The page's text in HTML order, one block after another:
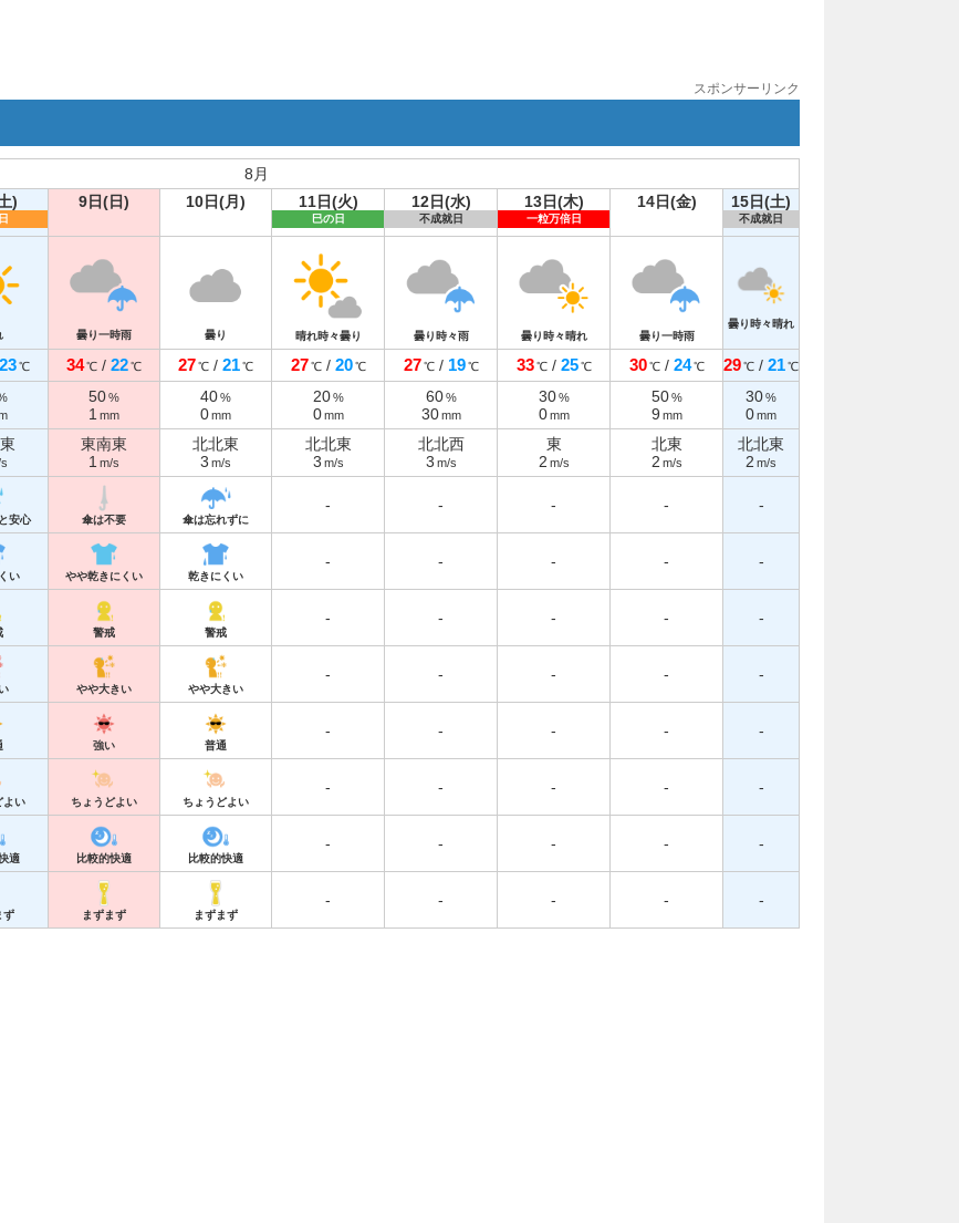
スポンサーリンク
8月
) 9日(日) 10日(月) 11日(火)
巳の日
12日(水)
不成就日
13日(木)
一粒万倍日
14日(金) 15日(土)
不成就日
曇り一時雨 曇り 晴れ時々曇り 曇り時々雨 曇り時々晴れ 曇り一時雨
曇り時々晴れ
23℃ 34℃ / 22℃ 27℃ / 21℃ 27 ℃/ 20 ℃ 27 ℃/ 19 ℃ 33 ℃/ 25 ℃ 30 ℃/ 24 ℃ 29℃ / 21℃
50%
1 mm
40%
0mm
20 %
0 mm
60 %
30 mm
30 %
0 mm
50 %
9 mm
30%
0mm
東南東
1 m/s
北北東
3 m/s
北北東
3 m/s
北北西
3 m/s
東
2 m/s
北東
2 m/s
北北東
2 m/s
安心 傘は不要 傘は忘れずに
- - - - -
い やや乾きにくい 乾きにくい
- - - - -
警戒 警戒
- - - - -
やや大きい やや大きい
- - - - -
強い 普通
- - - - -
よい ちょうどよい ちょうどよい
- - - - -
適 比較的快適 比較的快適
- - - - -
ず まずまず まずまず
- - - - -